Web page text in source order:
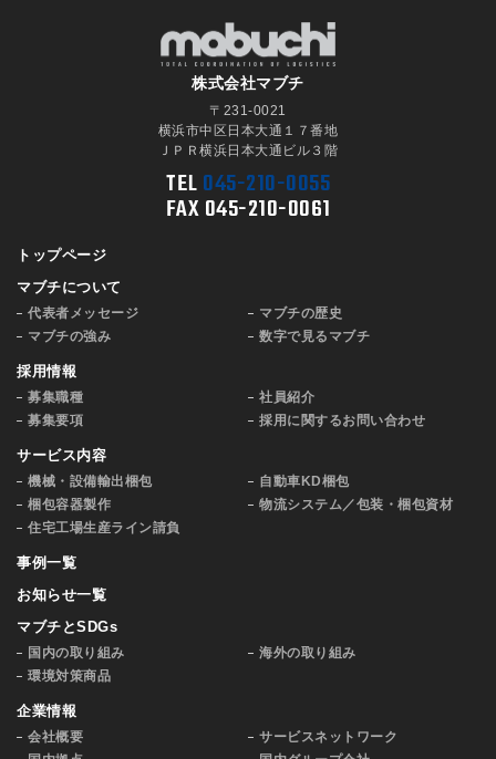
株式会社マブチ
〒231-0021
横浜市中区日本大通１７番地
ＪＰＲ横浜日本大通ビル３階
TEL045-210-0055
FAX 045-210-0061
トップページ
マブチについて
代表者メッセージ
マブチの歴史
マブチの強み
数字で見るマブチ
採用情報
募集職種
社員紹介
募集要項
採用に関するお問い合わせ
サービス内容
機械・設備輸出梱包
自動車KD梱包
梱包容器製作
物流システム／包装・梱包資材
住宅工場生産ライン請負
事例一覧
お知らせ一覧
マブチとSDGs
国内の取り組み
海外の取り組み
環境対策商品
企業情報
会社概要
サービスネットワーク